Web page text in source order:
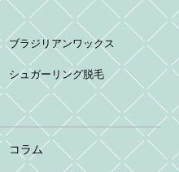
ブラジリアンワックス
シュガーリング脱毛
コラム